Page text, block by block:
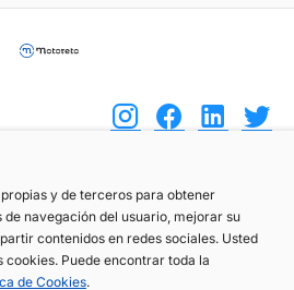
y de terceros para obtener
navegación del usuario, mejorar su
contenidos en redes sociales. Usted
Puede encontrar toda la
de Cookies.
(+34) 744 408 070
info@motoreto.com